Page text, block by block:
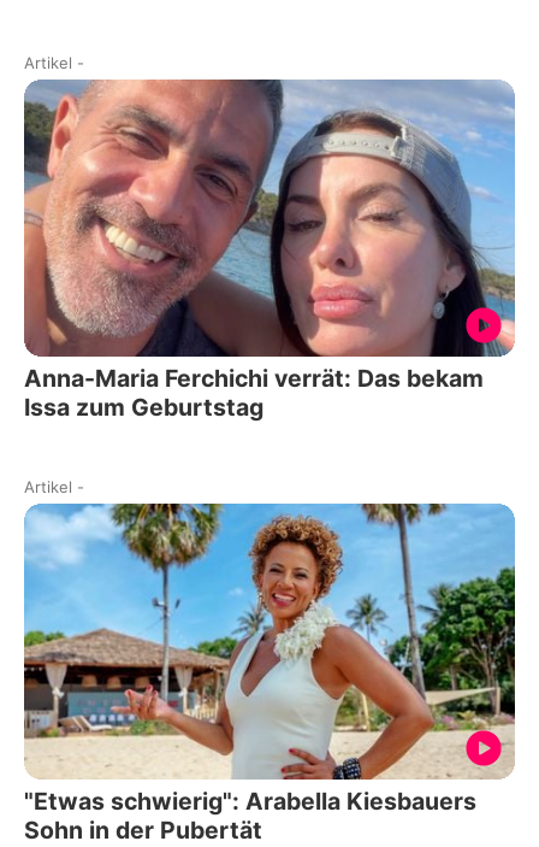
Artikel -
Anna-Maria Ferchichi verrät: Das bekam
Issa zum Geburtstag
Artikel -
"Etwas schwierig": Arabella Kiesbauers
Sohn in der Pubertät